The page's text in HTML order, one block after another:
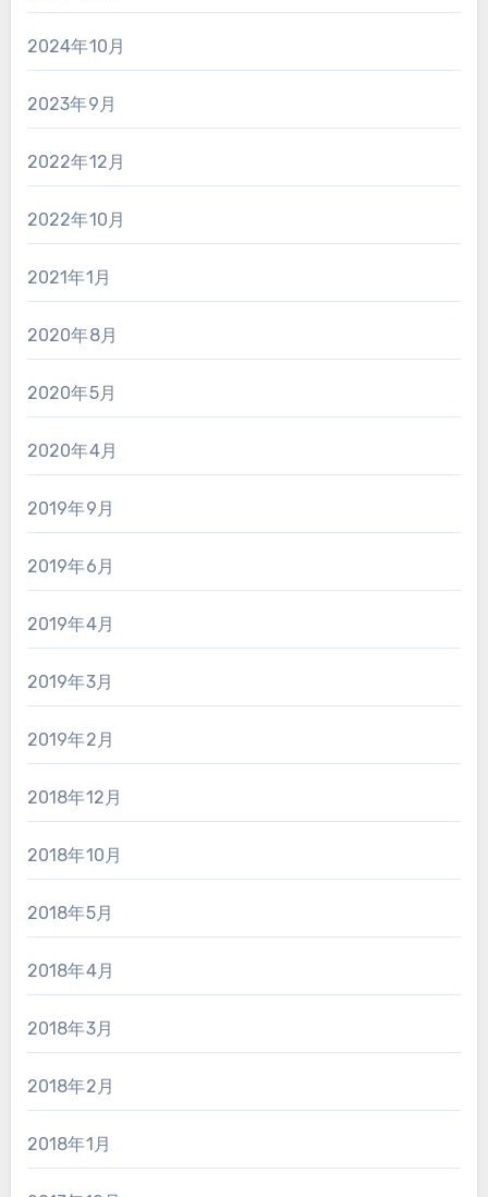
2024年10月
2023年9月
2022年12月
2022年10月
2021年1月
2020年8月
2020年5月
2020年4月
2019年9月
2019年6月
2019年4月
2019年3月
2019年2月
2018年12月
2018年10月
2018年5月
2018年4月
2018年3月
2018年2月
2018年1月